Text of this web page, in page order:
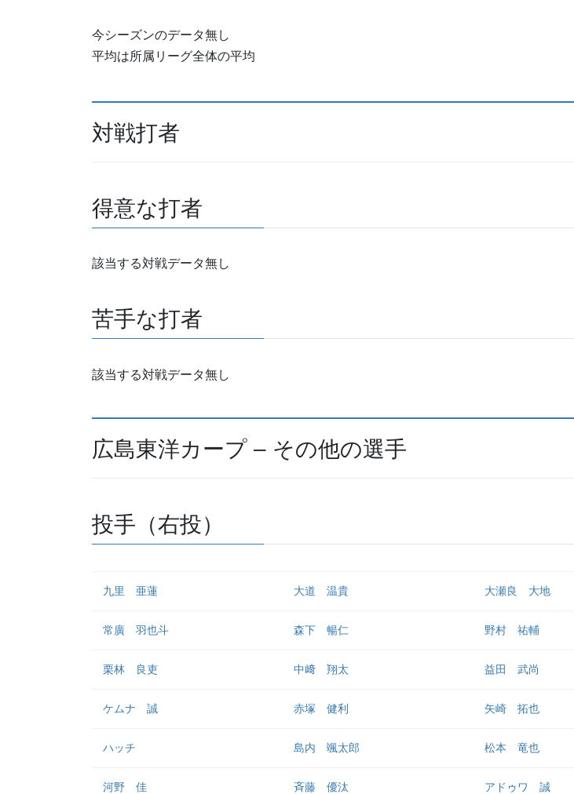
今シーズンのデータ無し
平均は所属リーグ全体の平均
対戦打者
得意な打者
該当する対戦データ無し
苦手な打者
該当する対戦データ無し
広島東洋カープ – その他の選手
投手（右投）
九里 亜蓮 大道 温貴 大瀬良 大地
常廣 羽也斗 森下 暢仁 野村 祐輔
栗林 良吏 中﨑 翔太 益田 武尚
ケムナ 誠 赤塚 健利 矢崎 拓也
ハッチ 島内 颯太郎 松本 竜也
河野 佳 斉藤 優汰 アドゥワ 誠